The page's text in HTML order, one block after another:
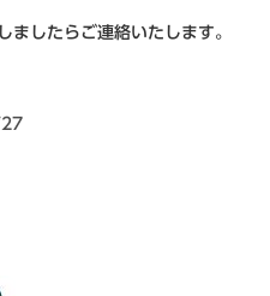
したらご連絡いたします。